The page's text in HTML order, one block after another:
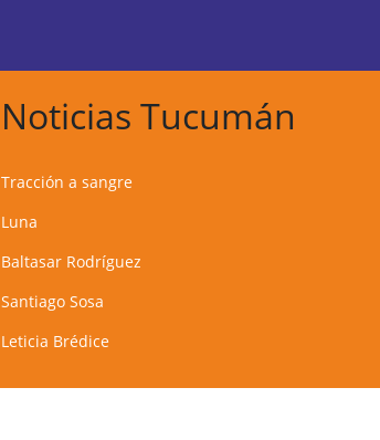
Noticias Tucumán
Tracción a sangre
Luna
Baltasar Rodríguez
Santiago Sosa
Leticia Brédice